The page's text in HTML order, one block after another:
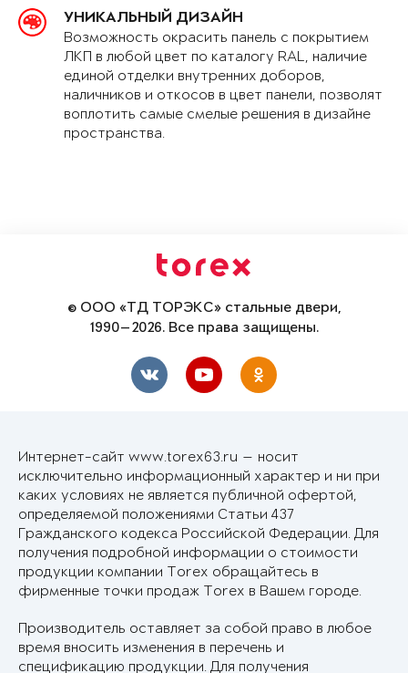
УНИКАЛЬНЫЙ ДИЗАЙН
Возможность окрасить панель с покрытием
ЛКП в любой цвет по каталогу RAL, наличие
единой отделки внутренних доборов,
наличников и откосов в цвет панели, позволят
воплотить самые смелые решения в дизайне
пространства.
© ООО «ТД ТОРЭКС» стальные двери,
1990—2026. Все права защищены.
Интернет-сайт www.torex63.ru — носит
исключительно информационный характер и ни при
каких условиях не является публичной офертой,
определяемой положениями Статьи 437
Гражданского кодекса Российской Федерации. Для
получения подробной информации о стоимости
продукции компании Torex обращайтесь в
фирменные точки продаж Torex в Вашем городе.
Производитель оставляет за собой право в любое
время вносить изменения в перечень и
спецификацию продукции. Для получения